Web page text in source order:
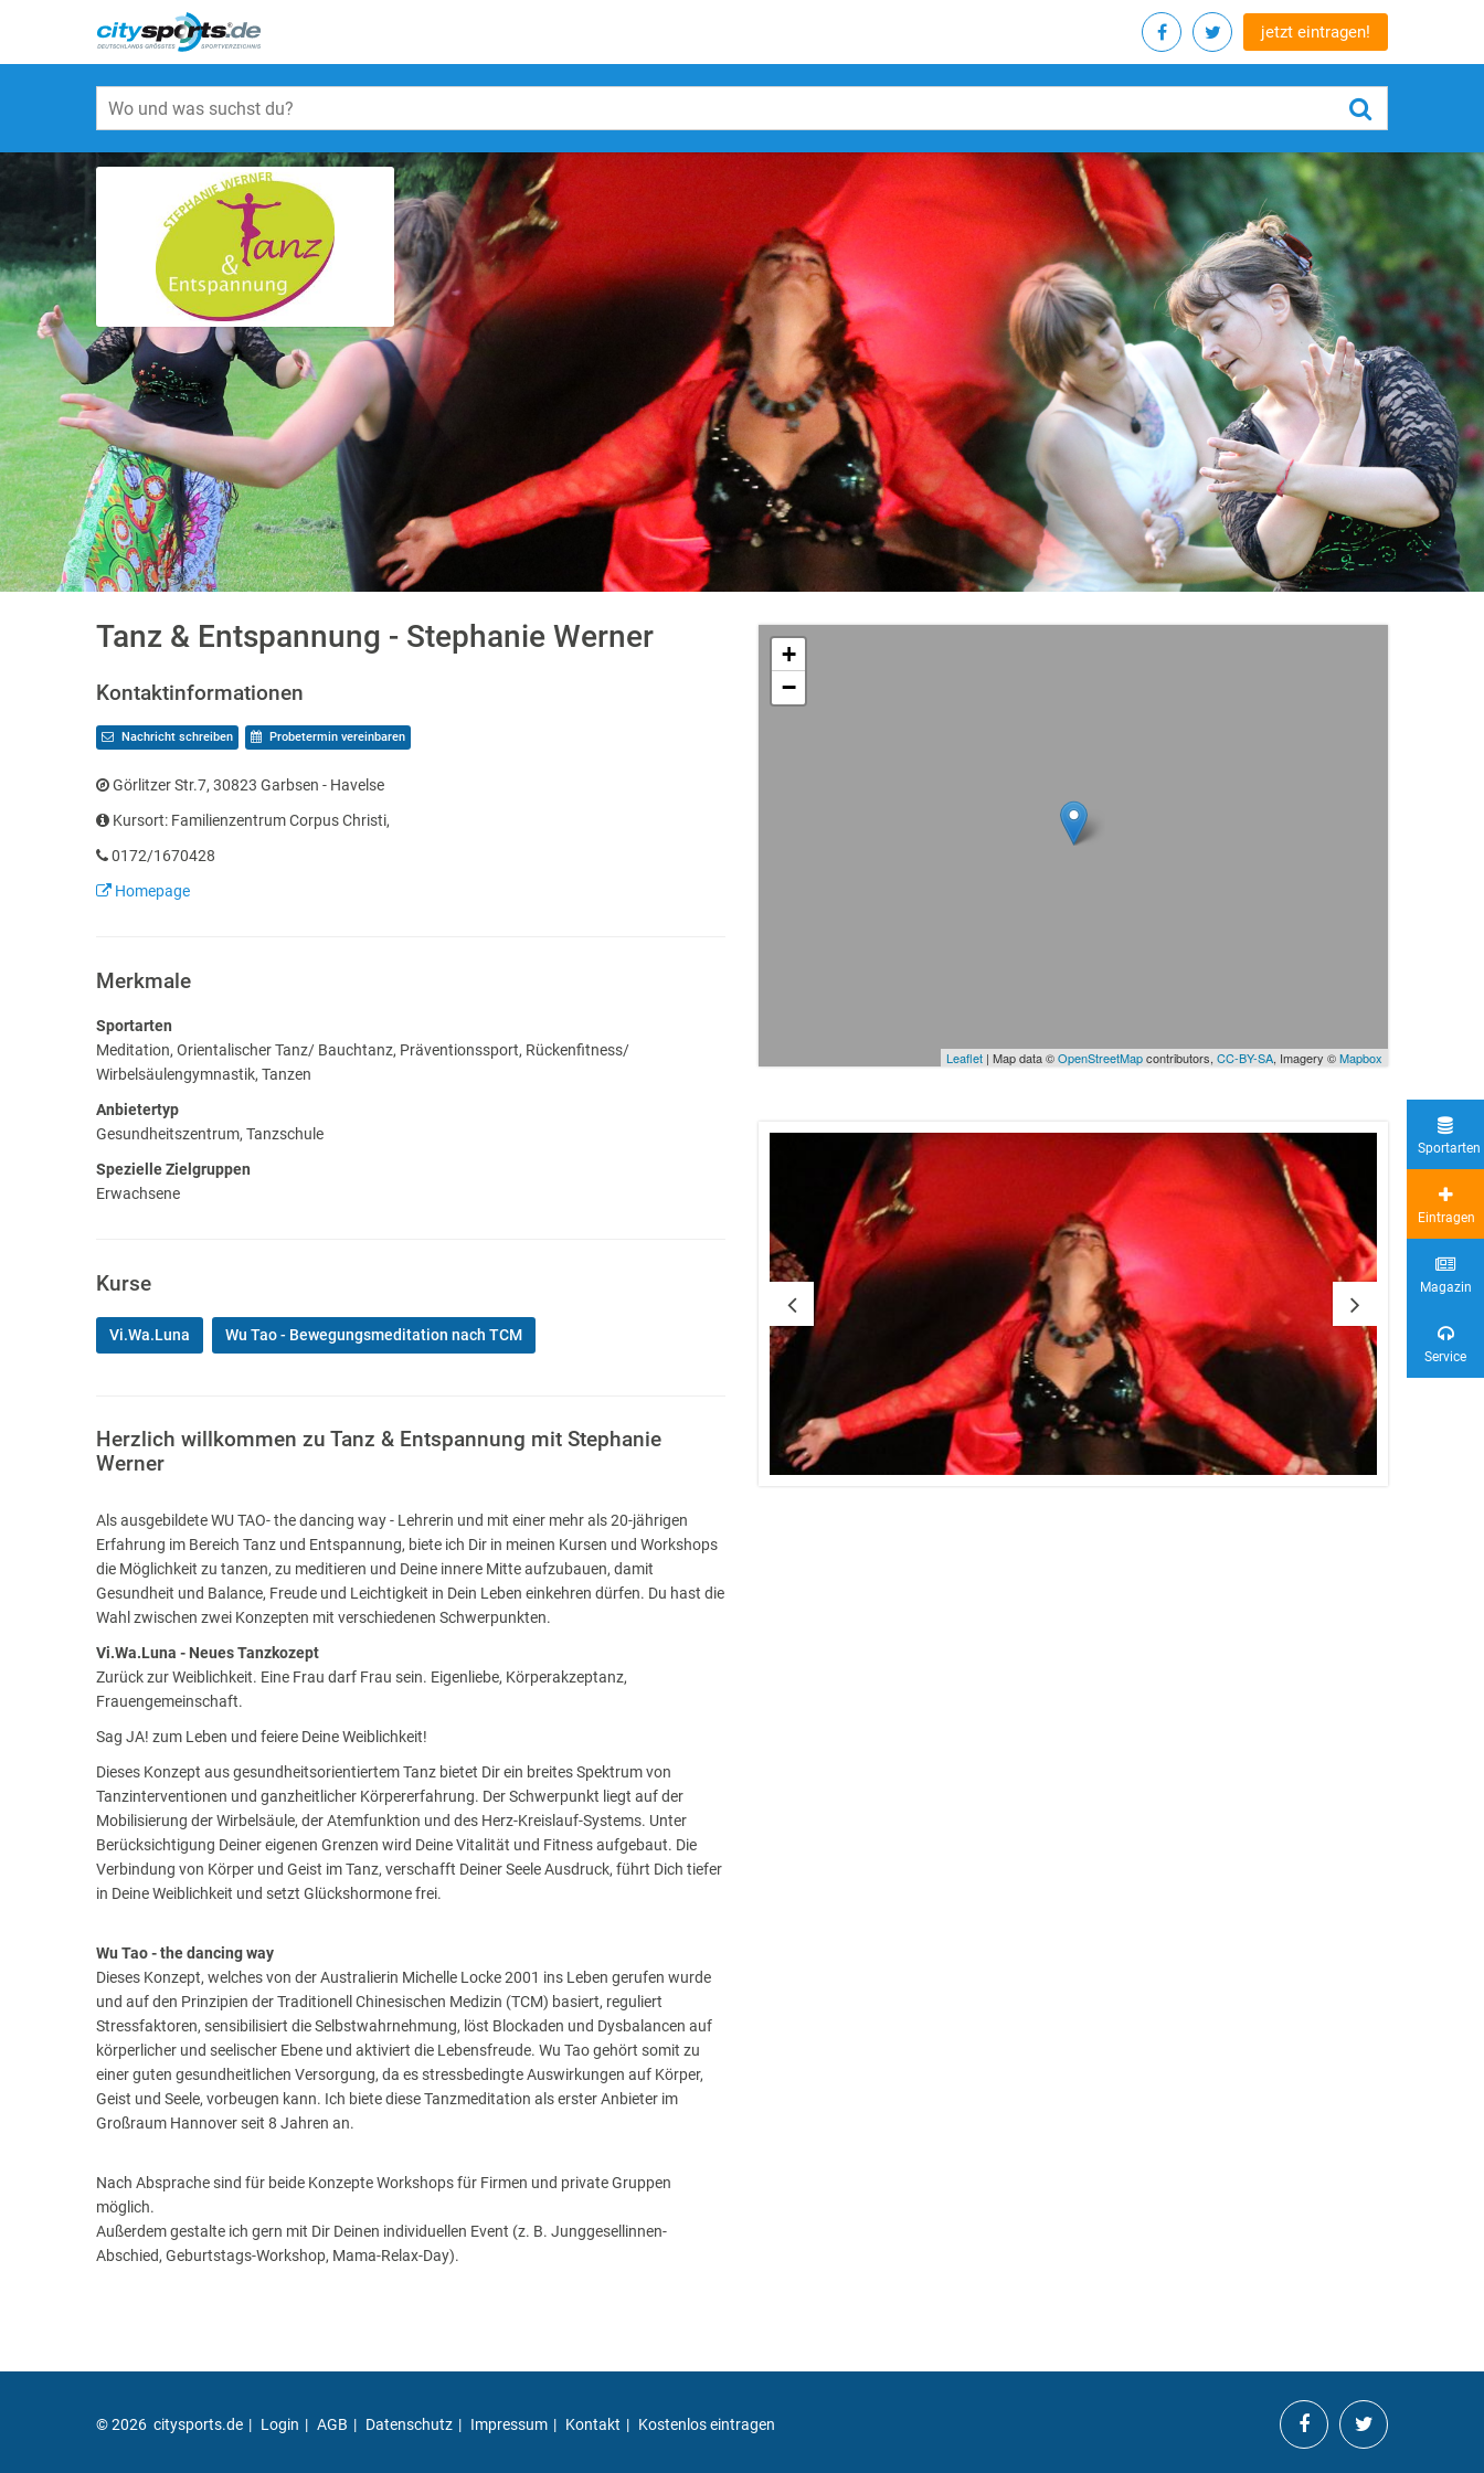
jetzt eintragen!
+
−
Leaflet | Map data ©OpenStreetMapcontributors, CC-BY-SA, Imagery ©Mapbox
Tanz & Entspannung - Stephanie Werner
Kontaktinformationen
Nachricht schreiben Probetermin vereinbaren
Görlitzer Str.7, 30823 Garbsen - Havelse
Kursort: Familienzentrum Corpus Christi,
0172/1670428
Homepage
Merkmale
Sportarten
Meditation, Orientalischer Tanz/ Bauchtanz, Präventionssport, Rückenfitness/
Wirbelsäulengymnastik, Tanzen
Anbietertyp
Gesundheitszentrum, Tanzschule
Spezielle Zielgruppen
Erwachsene
Kurse
Vi.Wa.Luna Wu Tao - Bewegungsmeditation nach TCM
Herzlich willkommen zu Tanz & Entspannung mit Stephanie
Werner
Als ausgebildete WU TAO- the dancing way - Lehrerin und mit einer mehr als 20-jährigen
Erfahrung im Bereich Tanz und Entspannung, biete ich Dir in meinen Kursen und Workshops
die Möglichkeit zu tanzen, zu meditieren und Deine innere Mitte aufzubauen, damit
Gesundheit und Balance, Freude und Leichtigkeit in Dein Leben einkehren dürfen. Du hast die
Wahl zwischen zwei Konzepten mit verschiedenen Schwerpunkten.
Vi.Wa.Luna - Neues Tanzkozept
Zurück zur Weiblichkeit. Eine Frau darf Frau sein. Eigenliebe, Körperakzeptanz,
Frauengemeinschaft.
Sag JA! zum Leben und feiere Deine Weiblichkeit!
Dieses Konzept aus gesundheitsorientiertem Tanz bietet Dir ein breites Spektrum von
Tanzinterventionen und ganzheitlicher Körpererfahrung. Der Schwerpunkt liegt auf der
Mobilisierung der Wirbelsäule, der Atemfunktion und des Herz-Kreislauf-Systems. Unter
Berücksichtigung Deiner eigenen Grenzen wird Deine Vitalität und Fitness aufgebaut. Die
Verbindung von Körper und Geist im Tanz, verschafft Deiner Seele Ausdruck, führt Dich tiefer
in Deine Weiblichkeit und setzt Glückshormone frei.
Wu Tao - the dancing way
Dieses Konzept, welches von der Australierin Michelle Locke 2001 ins Leben gerufen wurde
und auf den Prinzipien der Traditionell Chinesischen Medizin (TCM) basiert, reguliert
Stressfaktoren, sensibilisiert die Selbstwahrnehmung, löst Blockaden und Dysbalancen auf
körperlicher und seelischer Ebene und aktiviert die Lebensfreude. Wu Tao gehört somit zu
einer guten gesundheitlichen Versorgung, da es stressbedingte Auswirkungen auf Körper,
Geist und Seele, vorbeugen kann. Ich biete diese Tanzmeditation als erster Anbieter im
Großraum Hannover seit 8 Jahren an.
Nach Absprache sind für beide Konzepte Workshops für Firmen und private Gruppen
möglich.
Außerdem gestalte ich gern mit Dir Deinen individuellen Event (z. B. Junggesellinnen-
Abschied, Geburtstags-Workshop, Mama-Relax-Day).
© 2026 citysports.de Login AGB Datenschutz Impressum Kontakt Kostenlos eintragen
Sportarten
Eintragen
Magazin
Service